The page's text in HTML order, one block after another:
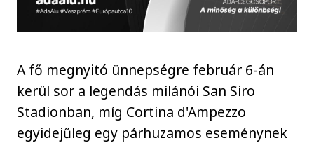
A fő megnyitó ünnepségre február 6-án
kerül sor a legendás milánói San Siro
Stadionban, míg Cortina d'Ampezzo
egyidejűleg egy párhuzamos eseménynek